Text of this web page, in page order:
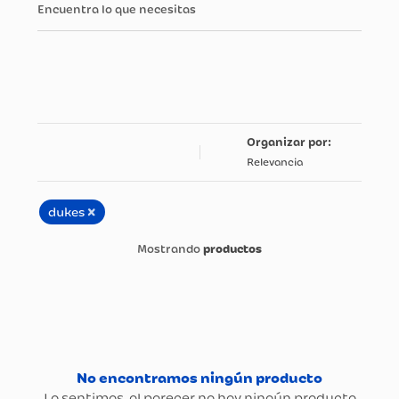
Encuentra lo que necesitas
Relevancia
dukes ×
productos